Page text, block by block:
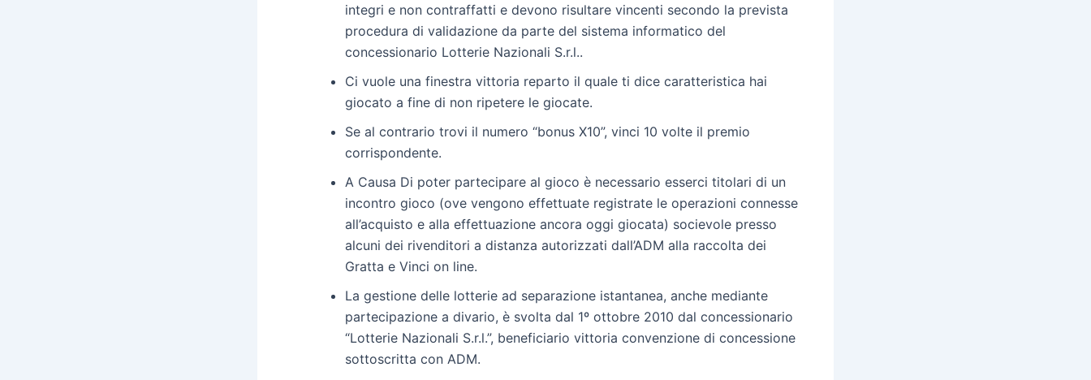
integri e non contraffatti e devono risultare vincenti secondo la prevista
procedura di validazione da parte del sistema informatico del
concessionario Lotterie Nazionali S.r.l..
Ci vuole una finestra vittoria reparto il quale ti dice caratteristica hai
giocato a fine di non ripetere le giocate.
Se al contrario trovi il numero “bonus X10”, vinci 10 volte il premio
corrispondente.
A Causa Di poter partecipare al gioco è necessario esserci titolari di un
incontro gioco (ove vengono effettuate registrate le operazioni connesse
all’acquisto e alla effettuazione ancora oggi giocata) socievole presso
alcuni dei rivenditori a distanza autorizzati dall’ADM alla raccolta dei
Gratta e Vinci on line.
La gestione delle lotterie ad separazione istantanea, anche mediante
partecipazione a divario, è svolta dal 1º ottobre 2010 dal concessionario
“Lotterie Nazionali S.r.l.”, beneficiario vittoria convenzione di concessione
sottoscritta con ADM.